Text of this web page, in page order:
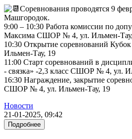
Соревнования проводятся 9
Машгородок.
9:00 – 10:30 Работа комиссии по
Максима СШОР № 4, ул. Ильмен-
10:30 Открытие соревнований
Ильмен-Тау, 19
11:00 Старт соревнований в
- связка» -2,3 класс СШОР № 4, ул.
16:30 Награждение, закрытие
СШОР № 4, ул. Ильмен-Тау, 19
Новости
21-01-2025, 09:42
Подробнее